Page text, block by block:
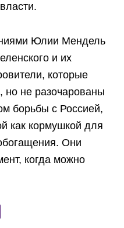
Юлии Мендель
и их
которые
но не разочарованы
борьбы с Россией,
как кормушкой для
Они
когда можно